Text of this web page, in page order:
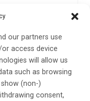
our partners use
access device
will allow us
such as browsing
(non-)
consent,